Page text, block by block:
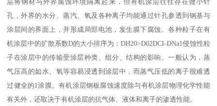
孔，外界的水分、蒸汽、氧及各种离子均能通过针孔参透到钢基与
涂层间的界面上，并形成局部电池，发生膜下腐蚀。各种粒子在有
机涂层中的扩散系数D的大小排序为：DH20>D02DCI-DNa1侵蚀性粒
子在涂层中的传输受涂层种类、组分、结构的影响。一般认为，蒸
气压高的如水、氧等容易浸透到涂层中，而蒸气压低的离子很难透
过健全的1涂膜。有机涂层钢板腐蚀速度除与有机涂层物理化学性能
有关外，还取决于有机涂层的抗气体、液体和离子的渗透性能。